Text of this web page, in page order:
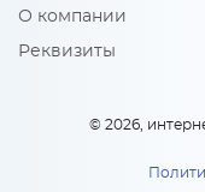
О компании
Реквизиты
© 2026,